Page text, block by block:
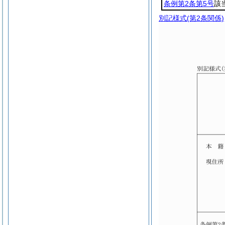
条例第2条第5号該
別記様式(第2条関係)